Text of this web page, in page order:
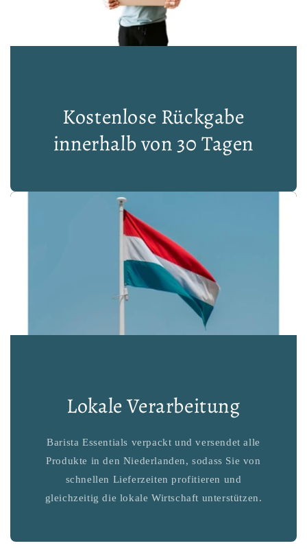
Kostenlose Rückgabe
innerhalb von 30 Tagen
Lokale Verarbeitung
Barista Essentials verpackt und versendet alle
Produkte in den Niederlanden, sodass Sie von
schnellen Lieferzeiten profitieren und
gleichzeitig die lokale Wirtschaft unterstützen.